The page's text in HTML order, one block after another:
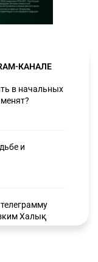
КАНАЛЕ
в начальных
и
Халық